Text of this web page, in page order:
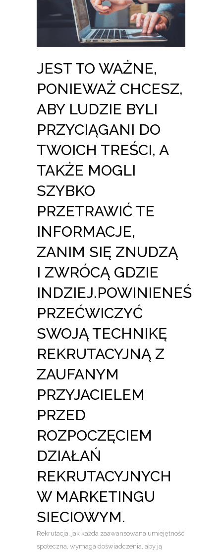
JEST TO WAŻNE,
PONIEWAŻ CHCESZ,
ABY LUDZIE BYLI
PRZYCIĄGANI DO
TWOICH TREŚCI, A
TAKŻE MOGLI
SZYBKO
PRZETRAWIĆ TE
INFORMACJE,
ZANIM SIĘ ZNUDZĄ
I ZWRÓCĄ GDZIE
INDZIEJ.POWINIENEŚ
PRZEĆWICZYĆ
SWOJĄ TECHNIKĘ
REKRUTACYJNĄ Z
ZAUFANYM
PRZYJACIELEM
PRZED
ROZPOCZĘCIEM
DZIAŁAŃ
REKRUTACYJNYCH
W MARKETINGU
SIECIOWYM.
Rekrutacja, jak każda zaawansowana umiejętność
społeczna, wymaga doświadczenia, aby ją